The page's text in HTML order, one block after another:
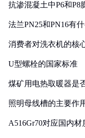
抗渗混凝土中P6和P8
法兰PN25和PN16有
消费者对洗衣机的核
U型螺栓的国家标准
煤矿用电热取暖器是
照明母线槽的主要作
A516Gr70对应国内